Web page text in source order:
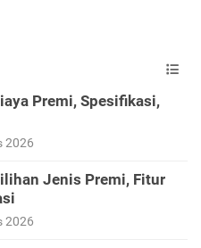
Premi, Spesifikasi,
2026
Jenis Premi, Fitur
2026